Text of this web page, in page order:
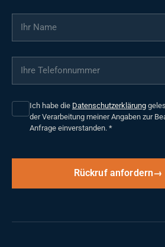
Ihr Name
Ihre Telefonnummer
Ich habe die Datenschutzerklärung
der Verarbeitung meiner Angaben zur
Anfrage einverstanden. *
Rückruf anfordern